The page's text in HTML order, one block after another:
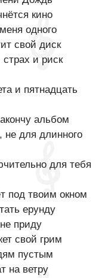
кино
одного
свой диск
и риск
и пятнадцать
альбом
для длинного
для тебя
под твоим окном
ерунду
приду
свой грим
пустым
на ветру